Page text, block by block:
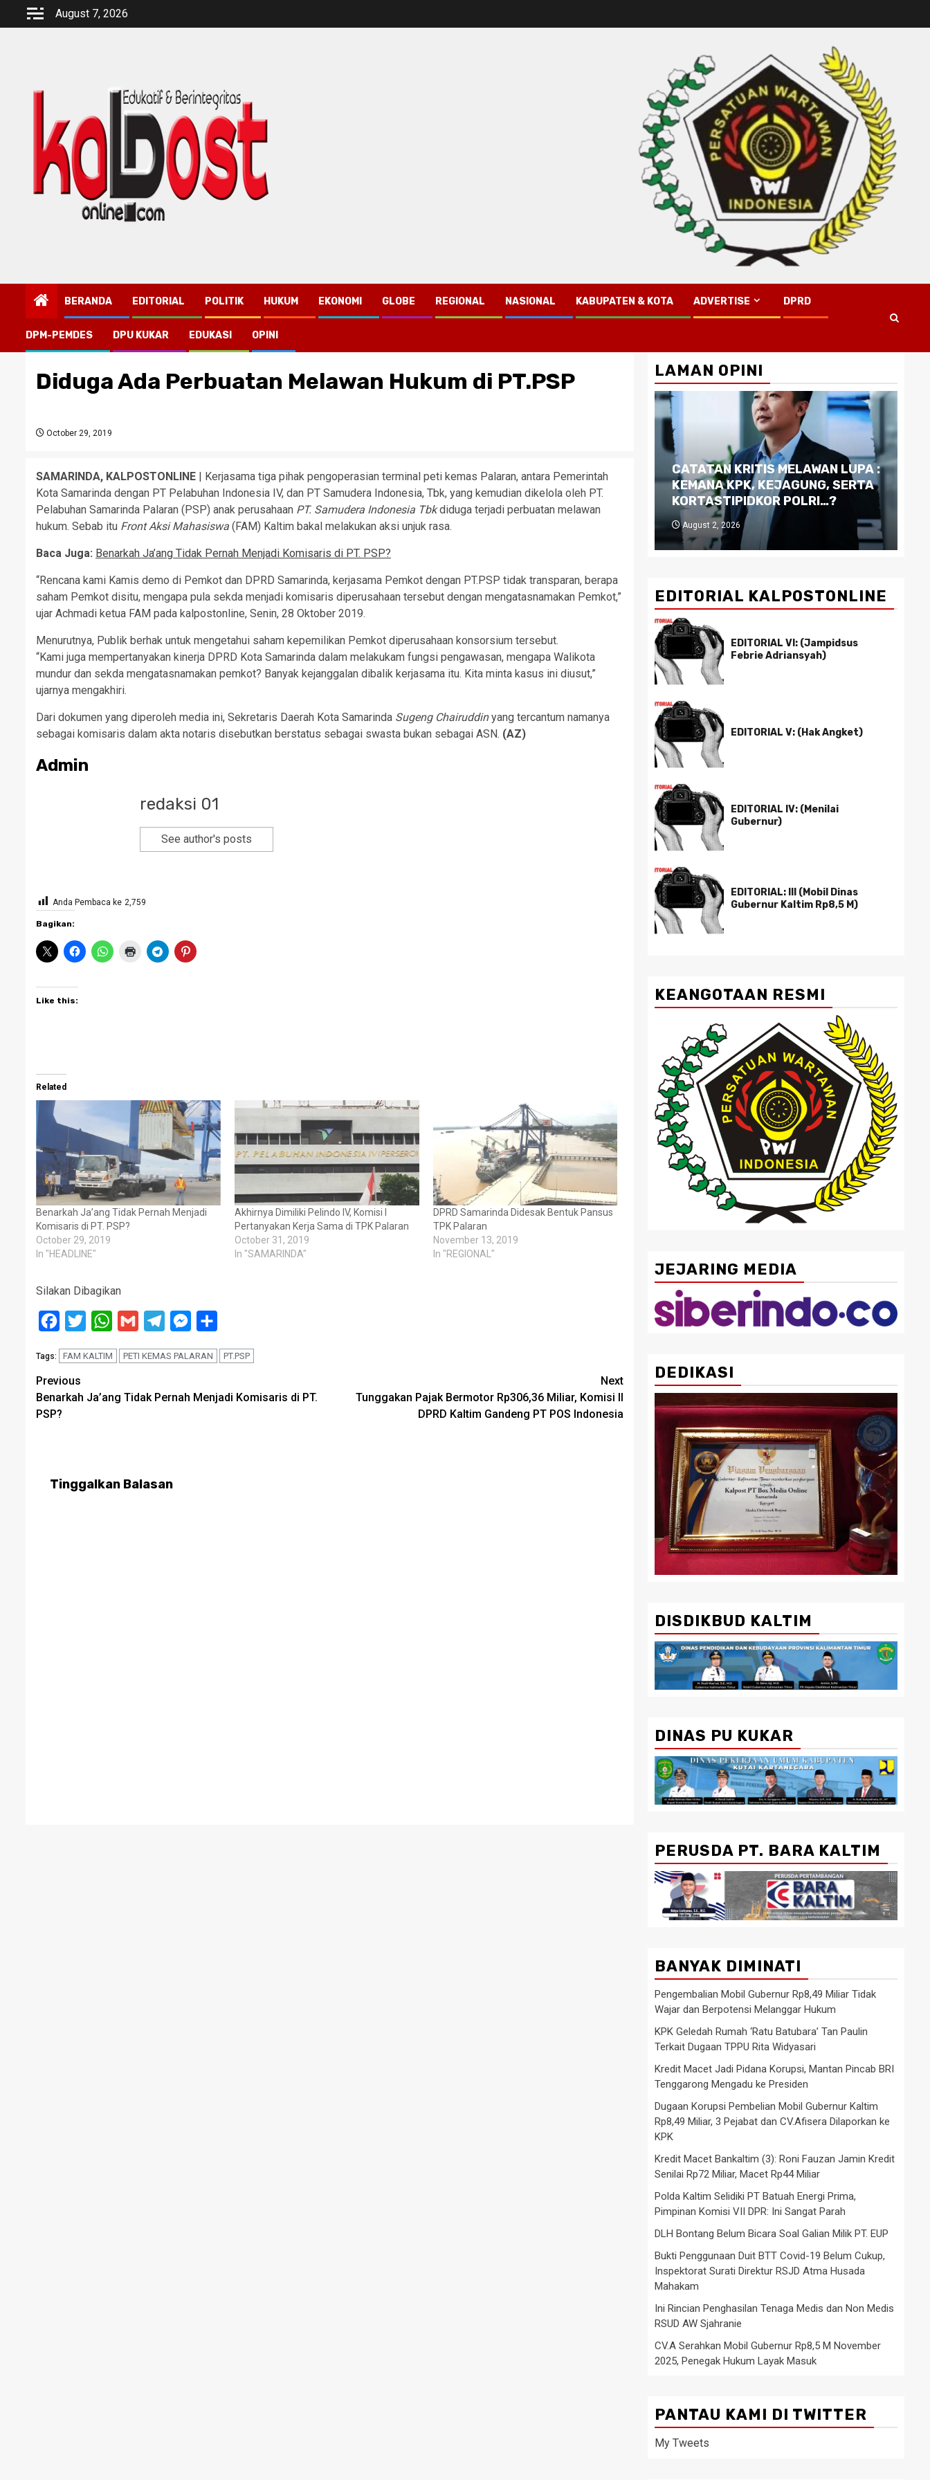
August 7, 2026
BERANDA EDITORIAL POLITIK HUKUM EKONOMI GLOBE REGIONAL NASIONAL KABUPATEN & KOTA ADVERTISE DPRD
DPM-PEMDES DPU KUKAR EDUKASI OPINI
Diduga Ada Perbuatan Melawan Hukum di PT.PSP
October 29, 2019
SAMARINDA, KALPOSTONLINE | Kerjasama tiga pihak pengoperasian terminal peti kemas Palaran, antara Pemerintah
Kota Samarinda dengan PT Pelabuhan Indonesia IV, dan PT Samudera Indonesia, Tbk, yang kemudian dikelola oleh PT.
Pelabuhan Samarinda Palaran (PSP) anak perusahaan PT. Samudera Indonesia Tbkdiduga terjadi perbuatan melawan
hukum. Sebab itu Front Aksi Mahasiswa (FAM) Kaltim bakal melakukan aksi unjuk rasa.
Baca Juga: Benarkah Ja’ang Tidak Pernah Menjadi Komisaris di PT. PSP?
“Rencana kami Kamis demo di Pemkot dan DPRD Samarinda, kerjasama Pemkot dengan PT.PSP tidak transparan, berapa
saham Pemkot disitu, mengapa pula sekda menjadi komisaris diperusahaan tersebut dengan mengatasnamakan Pemkot,”
ujar Achmadi ketua FAM pada kalpostonline, Senin, 28 Oktober 2019.
Menurutnya, Publik berhak untuk mengetahui saham kepemilikan Pemkot diperusahaan konsorsium tersebut.
“Kami juga mempertanyakan kinerja DPRD Kota Samarinda dalam melakukam fungsi pengawasan, mengapa Walikota
mundur dan sekda mengatasnamakan pemkot? Banyak kejanggalan dibalik kerjasama itu. Kita minta kasus ini diusut,”
ujarnya mengakhiri.
Dari dokumen yang diperoleh media ini, Sekretaris Daerah Kota Samarinda Sugeng Chairuddinyang tercantum namanya
sebagai komisaris dalam akta notaris disebutkan berstatus sebagai swasta bukan sebagai ASN. (AZ)
Admin
redaksi 01
See author's posts
Anda Pembaca ke 2,759
Bagikan:
Like this:
Related
Benarkah Ja’ang Tidak Pernah Menjadi
Komisaris di PT. PSP?
October 29, 2019
In "HEADLINE"
Akhirnya Dimiliki Pelindo IV, Komisi I
Pertanyakan Kerja Sama di TPK Palaran
October 31, 2019
In "SAMARINDA"
DPRD Samarinda Didesak Bentuk Pansus
TPK Palaran
November 13, 2019
In "REGIONAL"
Silakan Dibagikan
Facebook
Twitter WhatsApp
Gmail TelegramMessenger
Tags: FAM KALTIM PETI KEMAS PALARAN PT.PSP
Post
navigation
Previous
Benarkah Ja’ang Tidak Pernah Menjadi Komisaris di PT.
PSP?
Next
Tunggakan Pajak Bermotor Rp306,36 Miliar, Komisi II
DPRD Kaltim Gandeng PT POS Indonesia
Tinggalkan Balasan
LAMAN OPINI
CATATAN KRITIS MELAWAN LUPA :
KEMANA KPK, KEJAGUNG, SERTA
KORTASTIPIDKOR POLRI…?
August 2, 2026
EDITORIAL KALPOSTONLINE
EDITORIAL VI: (Jampidsus
Febrie Adriansyah)
EDITORIAL V: (Hak Angket)
EDITORIAL IV: (Menilai
Gubernur)
EDITORIAL: III (Mobil Dinas
Gubernur Kaltim Rp8,5 M)
KEANGOTAAN RESMI
JEJARING MEDIA
DEDIKASI
DISDIKBUD KALTIM
DINAS PU KUKAR
PERUSDA PT. BARA KALTIM
BANYAK DIMINATI
Pengembalian Mobil Gubernur Rp8,49 Miliar Tidak
Wajar dan Berpotensi Melanggar Hukum
KPK Geledah Rumah ‘Ratu Batubara’ Tan Paulin
Terkait Dugaan TPPU Rita Widyasari
Kredit Macet Jadi Pidana Korupsi, Mantan Pincab BRI
Tenggarong Mengadu ke Presiden
Dugaan Korupsi Pembelian Mobil Gubernur Kaltim
Rp8,49 Miliar, 3 Pejabat dan CV.Afisera Dilaporkan ke
KPK
Kredit Macet Bankaltim (3): Roni Fauzan Jamin Kredit
Senilai Rp72 Miliar, Macet Rp44 Miliar
Polda Kaltim Selidiki PT Batuah Energi Prima,
Pimpinan Komisi VII DPR: Ini Sangat Parah
DLH Bontang Belum Bicara Soal Galian Milik PT. EUP
Bukti Penggunaan Duit BTT Covid-19 Belum Cukup,
Inspektorat Surati Direktur RSJD Atma Husada
Mahakam
Ini Rincian Penghasilan Tenaga Medis dan Non Medis
RSUD AW Sjahranie
CV.A Serahkan Mobil Gubernur Rp8,5 M November
2025, Penegak Hukum Layak Masuk
PANTAU KAMI DI TWITTER
My Tweets